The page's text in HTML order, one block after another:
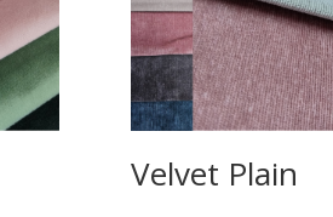
Velvet Plain